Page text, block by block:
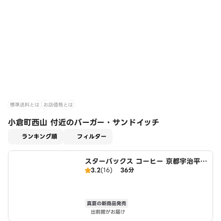
標準送料とは お店価格とは
小倉町西山 付近のバーガー・サンドイッチ
ランキング順 フィルター
スターバックス コーヒー 京都宇治平等
院表参道店
3.2(16) 36分
真夏の新商品発売
出前館がお届け